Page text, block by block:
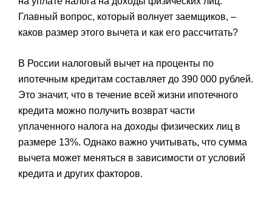
Главный вопрос, который волнует заемщиков, –
каков размер этого вычета и как его рассчитать?
В России налоговый вычет на проценты по
ипотечным кредитам составляет до 390 000 рублей.
Это значит, что в течение всей жизни ипотечного
кредита можно получить возврат части
уплаченного налога на доходы физических лиц в
размере 13%. Однако важно учитывать, что сумма
вычета может меняться в зависимости от условий
кредита и других факторов.